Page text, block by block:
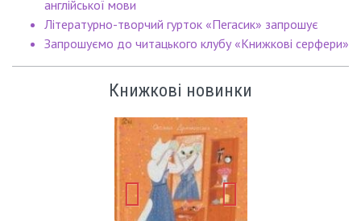
англійської мови
Літературно-творчий гурток «Пегасик» запрошує
Запрошуємо до читацького клубу «Книжкові серфери»
Книжкові новинки